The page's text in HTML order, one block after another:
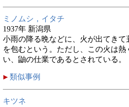
ミノムシ，イタチ
1937年 新潟県
小雨の降る晩などに、火が出てき
を包むという。ただし、この火は
い、鼬の仕業であるとされている。
類似事例
キツネ